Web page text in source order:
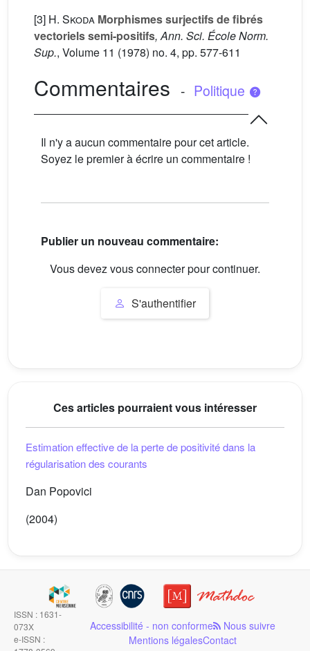
[3] H. Skoda Morphismes surjectifs de fibrés
vectoriels semi-positifs, Ann. Sci. École Norm.
Sup., Volume 11 (1978) no. 4, pp. 577-611
Commentaires - Politique
Il n'y a aucun commentaire pour cet article.
Soyez le premier à écrire un commentaire !
Publier un nouveau commentaire:
Vous devez vous connecter pour continuer.
S'authentifier
Ces articles pourraient vous intéresser
Estimation effective de la perte de positivité dans la
régularisation des courants
Dan Popovici
(2004)
ISSN : 1631-
073X
e-ISSN :
Accessibilité - non conforme Nous suivre
Mentions légalesContact